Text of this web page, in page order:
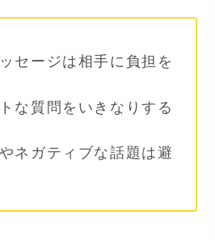
セージは相手に負担を
な質問をいきなりする
ネガティブな話題は避